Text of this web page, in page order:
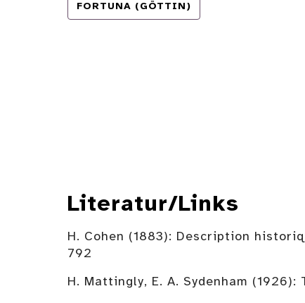
FORTUNA (GÖTTIN)
Literatur/Links
H. Cohen (1883): Description
792
H. Mattingly, E. A. Sydenham